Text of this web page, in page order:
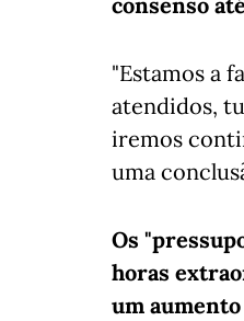
"Estamos a
atendidos,
iremos
uma
Os
horas
um